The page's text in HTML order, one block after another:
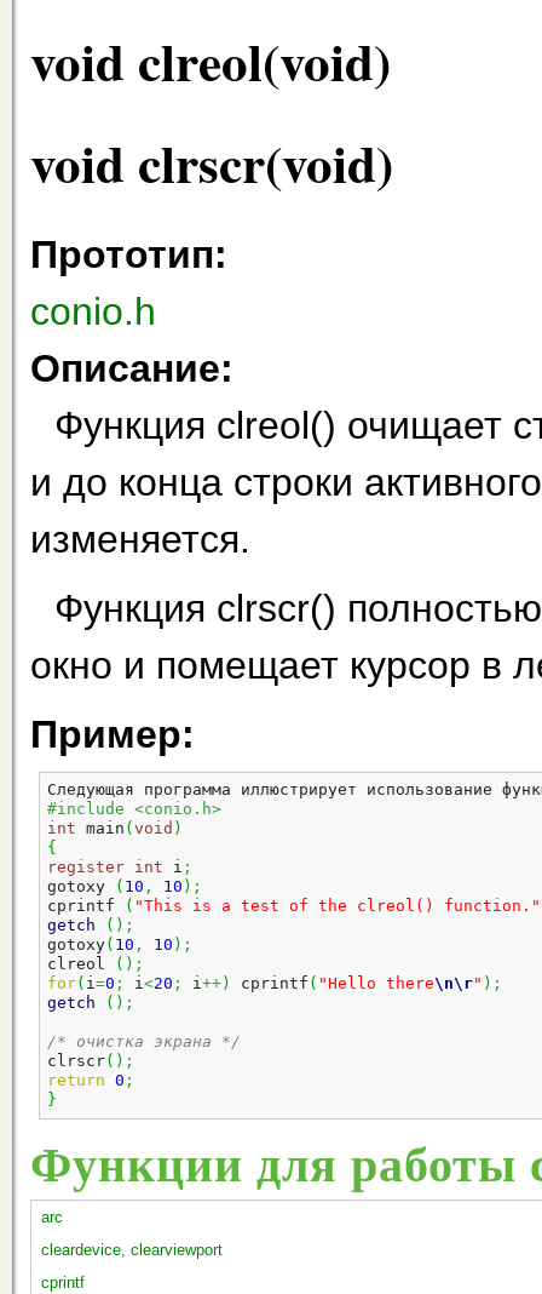
void clreol(void)
void clrscr(void)
Прототип:
conio.h
Описание:
Функция clreol() очищает
и до конца строки
изменяется.
Функция clrscr()
окно и помещает курсор в
Пример:
Следующая программа иллюстрирует использование
#include <conio.h>
int main ( void )
{
register int i ;
gotoxy
( 10 , 10 ) ;
cprintf
( "This is a test of the clreol() function."
getch
( ) ;
gotoxy( 10 , 10 ) ;
clreol
( ) ;
for( i=0 ; i<20 ; i++) cprintf ( "Hello there\n\r" ) ;
getch
( ) ;
/* очистка экрана */
clrscr( ) ;
return 0 ;
}
Функции для работы
arc
cleardevice, clearviewport
cprintf